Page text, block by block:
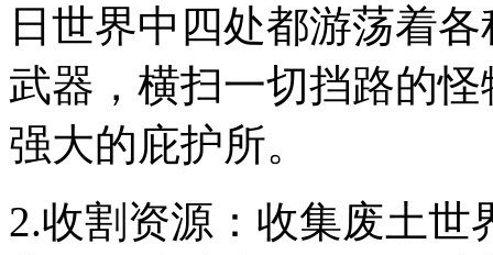
日世界中四处都游荡着
武器，横扫一切挡路的
强大的庇护所。
2.收割资源：收集废土